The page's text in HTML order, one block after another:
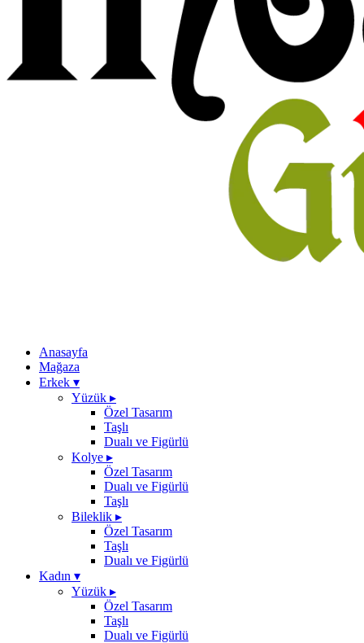
Anasayfa
Mağaza
Erkek ▾
Yüzük ▸
Özel Tasarım
Taşlı
Dualı ve Figürlü
Kolye ▸
Özel Tasarım
Dualı ve Figürlü
Taşlı
Bileklik ▸
Özel Tasarım
Taşlı
Dualı ve Figürlü
Kadın ▾
Yüzük ▸
Özel Tasarım
Taşlı
Dualı ve Figürlü